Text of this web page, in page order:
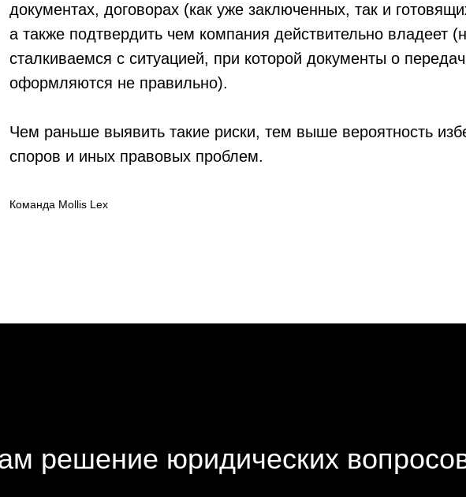
документах, договорах (как уже заключенных, так и
а также подтвердить чем компания действительно владеет
сталкиваемся с ситуацией, при которой документы о
оформляются не правильно).
Чем раньше выявить такие риски, тем выше вероятность
споров и иных правовых проблем.
Команда Mollis Lex
решение юридических